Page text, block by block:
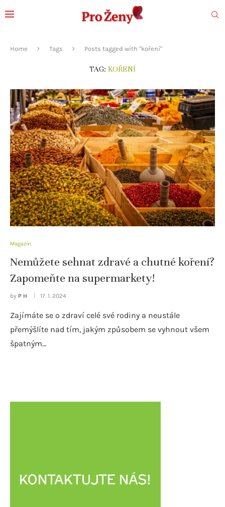
Home Tags Posts tagged with "koření"
TAG: KOŘENÍ
Magazín
Nemůžete sehnat zdravé a chutné koření?
Zapomeňte na supermarkety!
by P H 17. 1. 2024
Zajímáte se o zdraví celé své rodiny a neustále
přemýšlíte nad tím, jakým způsobem se vyhnout všem
špatným…